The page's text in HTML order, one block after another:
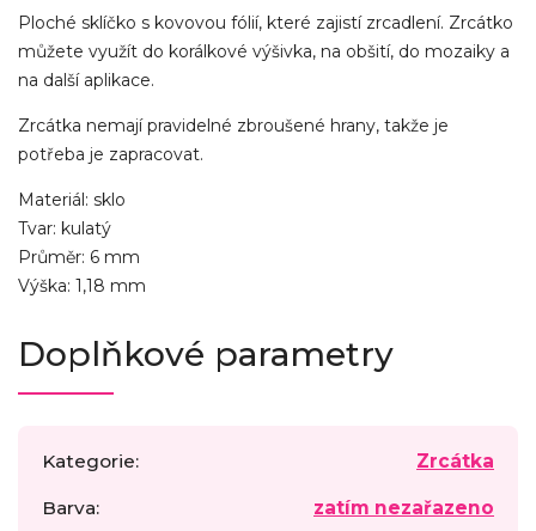
Ploché sklíčko s kovovou fólií, které zajistí zrcadlení. Zrcátko
můžete využít do korálkové výšivka, na obšití, do mozaiky a
na další aplikace.
Zrcátka nemají pravidelné zbroušené hrany, takže je
potřeba je zapracovat.
Materiál: sklo
Tvar: kulatý
Průměr: 6 mm
Výška: 1,18 mm
Doplňkové parametry
Kategorie: Zrcátka
Barva: zatím nezařazeno